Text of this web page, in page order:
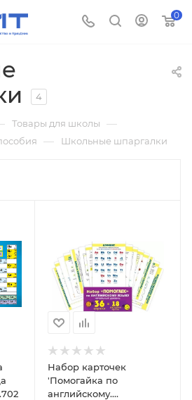
0
4
Товары для школы —
— Школьные шпаргалки
Набор карточек
'Помогайка по
английскому.